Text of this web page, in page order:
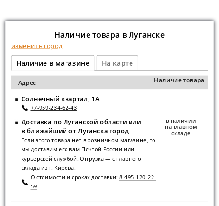
Наличие товара в Луганске
изменить город
Наличие в магазине На карте
Адрес Наличие товара
Солнечный квартал, 1А
+7-959-234-62-43
Доставка по Луганской области или
в ближайший от Луганска город
Если этого товара нет в розничном магазине, то
мы доставим его вам Почтой России или
курьерской службой. Отгрузка — с главного
склада из г. Кирова.
О стоимости и сроках доставки: 8-495-120-22-
59
в наличии
на главном
складе